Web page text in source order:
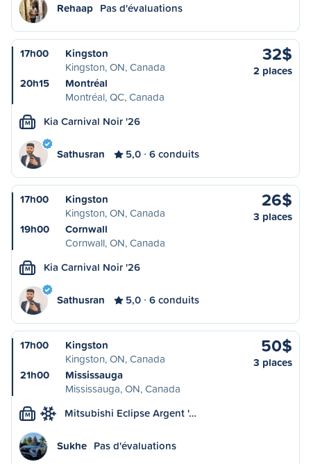
Rehaap Pas d'évaluations
17h00
Kingston
Kingston, ON, Canada
20h15
Montréal
Montréal, QC, Canada
32$
2 places
M Kia Carnival Noir '26
Sathusran 5,0 6 conduits
17h00
Kingston
Kingston, ON, Canada
19h00
Cornwall
Cornwall, ON, Canada
26$
3 places
M Kia Carnival Noir '26
Sathusran 5,0 6 conduits
17h00
Kingston
Kingston, ON, Canada
21h00
Mississauga
Mississauga, ON, Canada
50$
3 places
M Mitsubishi Eclipse Argent '…
Sukhe Pas d'évaluations